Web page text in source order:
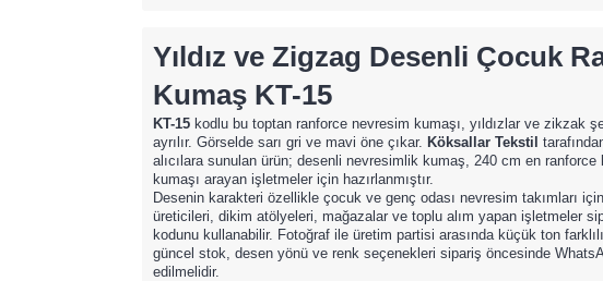
Yıldız ve Zigzag Desenli Çocuk
Kumaş KT-15
KT-15kodlu bu toptan ranforce nevresim kumaşı, yıldızlar ve zikzak
ayrılır. Görselde sarı gri ve mavi öne çıkar. Köksallar Tekstil
alıcılara sunulan ürün; desenli nevresimlik kumaş, 240 cm en
kumaşı arayan işletmeler için hazırlanmıştır.
Desenin karakteri özellikle çocuk ve genç odası nevresim takımları
üreticileri, dikim atölyeleri, mağazalar ve toplu alım yapan işletmeler
kodunu kullanabilir. Fotoğraf ile üretim partisi arasında küçük ton
güncel stok, desen yönü ve renk seçenekleri sipariş öncesinde
edilmelidir.